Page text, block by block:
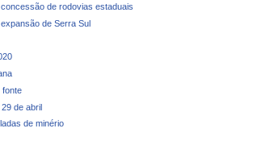
de rodovias estaduais
de Serra Sul
fonte
de abril
de minério